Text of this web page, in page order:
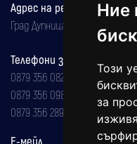
Ние
Този
за
Адрес на редакцията
Град Дупница, ул.''Христо
Телефони за реклама и
0879 356 082
0879 356 098
0879 356 289
Е-мейл